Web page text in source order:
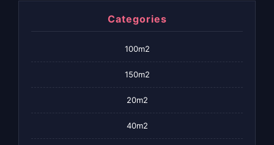
Categories
100m2
150m2
20m2
40m2